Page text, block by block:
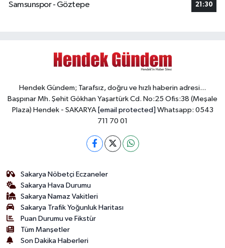
Samsunspor - Göztepe
21:30
Hendek Gündem; Tarafsız, doğru ve hızlı haberin adresi...
Başpınar Mh. Şehit Gökhan Yaşartürk Cd. No:25 Ofis:38 (Meşale
Plaza) Hendek - SAKARYA [email protected] Whatsapp: 0543
711 70 01
Sakarya Nöbetçi Eczaneler
Sakarya Hava Durumu
Sakarya Namaz Vakitleri
Sakarya Trafik Yoğunluk Haritası
Puan Durumu ve Fikstür
Tüm Manşetler
Son Dakika Haberleri